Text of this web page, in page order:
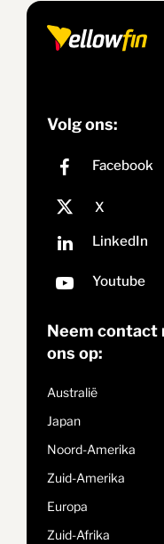
Volg ons:
Neem contact
ons op:
Australië
Japan
Noord-Amerika
Zuid-Amerika
Europa
Zuid-Afrika